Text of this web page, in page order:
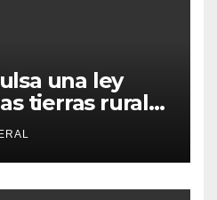
una ley
tierras rurales
son los